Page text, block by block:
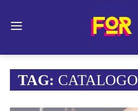
TAG: CATALOGO